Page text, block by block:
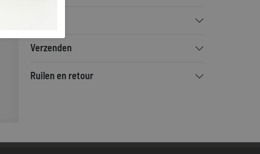
Verzenden
Ruilen en retour